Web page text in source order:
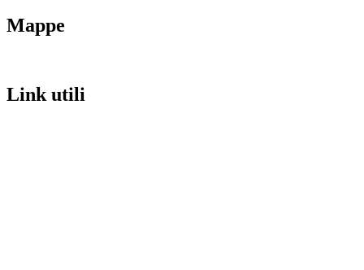
Mappe
Link utili